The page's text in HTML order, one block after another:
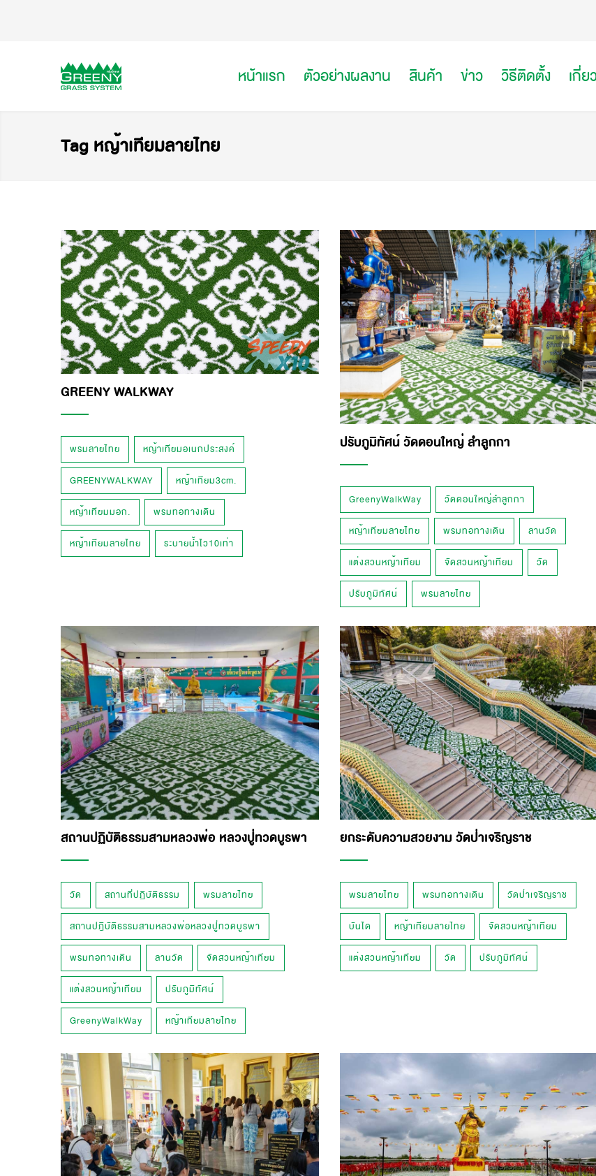
หน้าแรก ตัวอย่างผลงาน สินค้า ข่าว วิธีติดตั้ง เกี่
Tag หญ้าเทียมลายไทย
GREENY WALKWAY
พรมลายไทย หญ้าเทียมอเนกประสงค์
GREENYWALKWAY หญ้าเทียม3cm.
หญ้าเทียมมอก. พรมทอทางเดิน
หญ้าเทียมลายไทย ระบายน้ำไว10เท่า
ปรับภูมิทัศน์ วัดดอนใหญ่ ลำลูกกา
GreenyWalkWay วัดดอนใหญ่ลำลูกกา
หญ้าเทียมลายไทย พรมทอทางเดิน ลานวัด
แต่งสวนหญ้าเทียม จัดสวนหญ้าเทียม วัด
ปรับภูมิทัศน์ พรมลายไทย
สถานปฏิบัติธรรมสามหลวงพ่อ หลวงปู่ทวดบูรพา
วัด สถานที่ปฏิบัติธรรม พรมลายไทย
สถานปฎิบัติธรรมสามหลวงพ่อหลวงปู่ทวดบูรพา
พรมทอทางเดิน ลานวัด จัดสวนหญ้าเทียม
แต่งสวนหญ้าเทียม ปรับภูมิทัศน์
GreenyWalkWay หญ้าเทียมลายไทย
ยกระดับความสวยงาม วัดป่าเจริญราช
พรมลายไทย พรมทอทางเดิน วัดป่าเจริญราช
บันได หญ้าเทียมลายไทย จัดสวนหญ้าเทียม
แต่งสวนหญ้าเทียม วัด ปรับภูมิทัศน์